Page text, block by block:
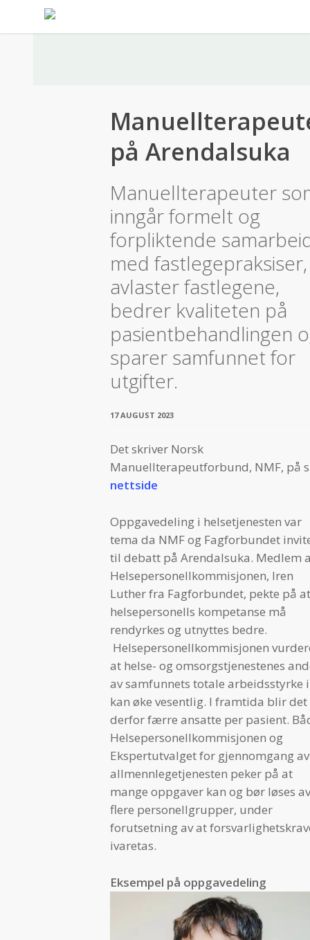
på Arendalsuka
Manuellterapeuter
inngår formelt og
forpliktende
med fastlegepraksiser,
avlaster fastlegene,
bedrer kvaliteten på
pasientbehandlingen
sparer samfunnet for
utgifter.
17 AUGUST 2023
Det skriver Norsk
Manuellterapeutforbund, NMF, på
nettside
Oppgavedeling i helsetjenesten var
tema da NMF og Fagforbundet
til debatt på Arendalsuka. Medlem
Helsepersonellkommisjonen, Iren
Luther fra Fagforbundet, pekte på at
helsepersonells kompetanse må
rendyrkes og utnyttes bedre.
Helsepersonellkommisjonen
at helse- og omsorgstjenestenes
av samfunnets totale arbeidsstyrke
kan øke vesentlig. I framtida blir det
derfor færre ansatte per pasient.
Helsepersonellkommisjonen og
Ekspertutvalget for gjennomgang av
allmennlegetjenesten peker på at
mange oppgaver kan og bør løses av
flere personellgrupper, under
forutsetning av at
ivaretas.
Eksempel på oppgavedeling